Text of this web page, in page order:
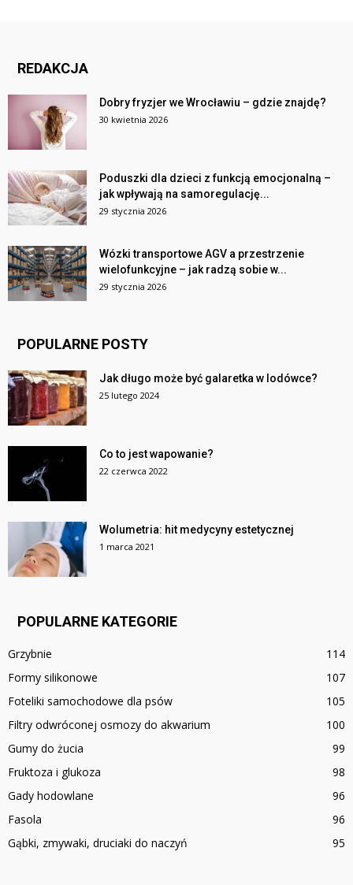
REDAKCJA
Dobry fryzjer we Wrocławiu – gdzie znajdę?
30 kwietnia 2026
Poduszki dla dzieci z funkcją emocjonalną –
jak wpływają na samoregulację...
29 stycznia 2026
Wózki transportowe AGV a przestrzenie
wielofunkcyjne – jak radzą sobie w...
29 stycznia 2026
POPULARNE POSTY
Jak długo może być galaretka w lodówce?
25 lutego 2024
Co to jest wapowanie?
22 czerwca 2022
Wolumetria: hit medycyny estetycznej
1 marca 2021
POPULARNE KATEGORIE
Grzybnie
114
Formy silikonowe
107
Foteliki samochodowe dla psów
105
Filtry odwróconej osmozy do akwarium
100
Gumy do żucia
99
Fruktoza i glukoza
98
Gady hodowlane
96
Fasola
96
Gąbki, zmywaki, druciaki do naczyń
95